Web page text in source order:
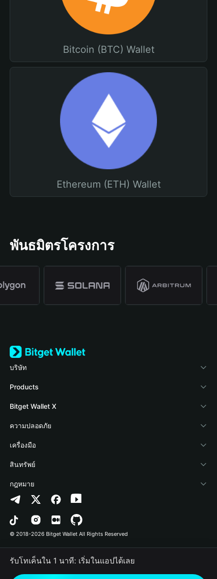
Bitcoin (BTC) Wallet
Ethereum (ETH) Wallet
พันธมิตรโครงการ
บริษัท
เกี่ยวกับ Bitget Wallet
Blog
Academy
ข่าวสารด้านคริปโต
ศูนย์ช่วยเหลือ
ติดต่อเรา
ทรัพยากรข้อมูลของแบรนด์
อาชีพ
Products
Crypto Card
Stablecoin Earn
Payfi Crypto
Crypto Swap API
Altcoin Season Index
Prediction Markets
DApp
RWA
Bitget Wallet X
นักพัฒนา
เชื่อมต่อ Wallet
Bitget Wallet Pay
ลิสต์โปรเจกต์
ความปลอดภัย
Protection Fund
เทคโนโลยีความปลอดภัย
เครื่องมือ
ซื้อคริปโต
การตรวจจับการอนุญาต
การตรวจจับสัญญา
การโอนเป็นชุด
สินทรัพย์
Arbitrum
Avalanche
Bitcoin
Polygon
กฎหมาย
นโยบายความเป็นส่วนตัว
ข้อตกลงในการใช้บริการ
© 2018-2026 Bitget Wallet All Rights Reserved
รับโทเค็นใน 1 นาที: เริ่มในแอปได้เลย